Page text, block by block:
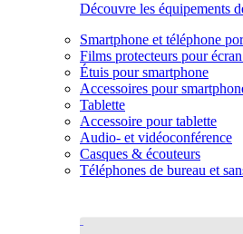
Découvre les équipements
Smartphone et téléphone
Films protecteurs pour
Étuis pour smartphone
Accessoires pour
Tablette
Accessoire pour tablette
Audio- et vidéoconférence
Casques & écouteurs
Téléphones de bureau et